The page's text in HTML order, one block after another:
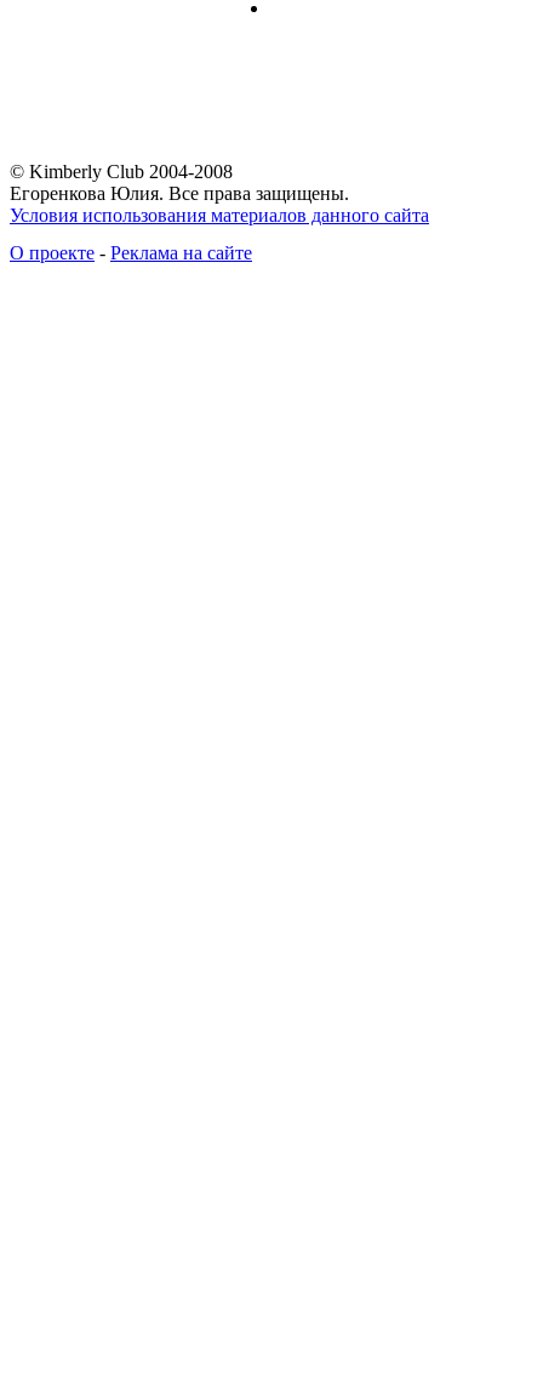
© Kimberly Club 2004-2008
Егоренкова Юлия. Все права защищены.
Условия использования материалов данного сайта
О проекте - Реклама на сайте